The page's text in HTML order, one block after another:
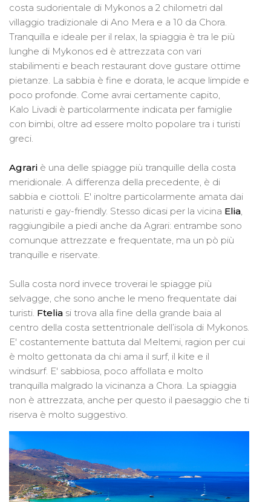
costa sudorientale di Mykonos a 2 chilometri dal
villaggio tradizionale di Ano Mera e a 10 da Chora.
Tranquilla e ideale per il relax, la spiaggia è tra le più
lunghe di Mykonos ed è attrezzata con vari
stabilimenti e beach restaurant dove gustare ottime
pietanze. La sabbia è fine e dorata, le acque limpide e
poco profonde. Come avrai certamente capito,
Kalo Livadi è particolarmente indicata per famiglie
con bimbi, oltre ad essere molto popolare tra i turisti
greci.
Agrari è una delle spiagge più tranquille della costa
meridionale. A differenza della precedente, è di
sabbia e ciottoli. E' inoltre particolarmente amata dai
naturisti e gay-friendly. Stesso dicasi per la vicina Elia,
raggiungibile a piedi anche da Agrari: entrambe sono
comunque attrezzate e frequentate, ma un pò più
tranquille e riservate.
Sulla costa nord invece troverai le spiagge più
selvagge, che sono anche le meno frequentate dai
turisti. Ftelia si trova alla fine della grande baia al
centro della costa settentrionale dell’isola di Mykonos.
E' costantemente battuta dal Meltemi, ragion per cui
è molto gettonata da chi ama il surf, il kite e il
windsurf. E' sabbiosa, poco affollata e molto
tranquilla malgrado la vicinanza a Chora. La spiaggia
non è attrezzata, anche per questo il paesaggio che ti
riserva è molto suggestivo.